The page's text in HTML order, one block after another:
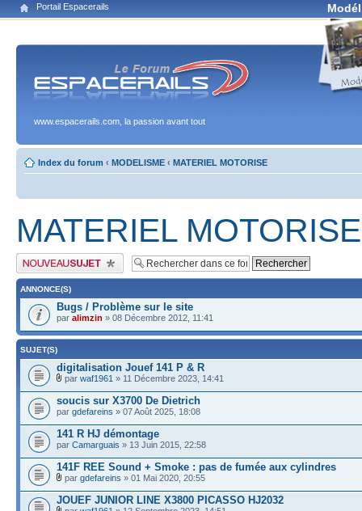
Portail Espacerails
www.espacerails.com, la passion avant tout
Index du forum ‹ MODELISME ‹ MATERIEL MOTORISE
MATERIEL MOTORISE
Publier un nouveau sujet
ANNONCE(S)
Bugs / Problème sur le site
par alimzin » 08 Décembre 2012, 11:41
SUJET(S)
digitalisation Jouef 141 P & R
par waf1961 » 11 Décembre 2023, 14:41
soucis sur X3700 De Dietrich
par gdefareins » 07 Août 2025, 18:08
141 R HJ démontage
par Camarguais » 13 Juin 2015, 22:58
141F REE Sound + Smoke : pas de fumée aux cylindres
par gdefareins » 01 Mai 2020, 20:55
JOUEF JUNIOR LINE X3800 PICASSO HJ2032